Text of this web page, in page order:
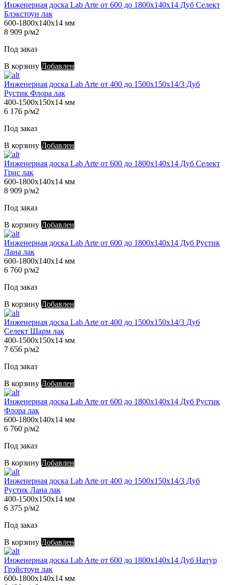
Инженерная доска Lab Arte от 600 до 1800х140х14 Дуб Селект
Блэкстоун лак
600-1800х140х14 мм
8 909 р/м2
Под заказ
В корзину Добавлен
Инженерная доска Lab Arte от 400 до 1500х150х14/3 Дуб
Рустик Флора лак
400-1500х150х14 мм
6 176 р/м2
Под заказ
В корзину Добавлен
Инженерная доска Lab Arte от 600 до 1800х140х14 Дуб Селект
Грис лак
600-1800х140х14 мм
8 909 р/м2
Под заказ
В корзину Добавлен
Инженерная доска Lab Arte от 600 до 1800х140х14 Дуб Рустик
Лана лак
600-1800х140х14 мм
6 760 р/м2
Под заказ
В корзину Добавлен
Инженерная доска Lab Arte от 400 до 1500х150х14/3 Дуб
Селект Шарм лак
400-1500х150х14 мм
7 656 р/м2
Под заказ
В корзину Добавлен
Инженерная доска Lab Arte от 600 до 1800х140х14 Дуб Рустик
Флора лак
600-1800х140х14 мм
6 760 р/м2
Под заказ
В корзину Добавлен
Инженерная доска Lab Arte от 400 до 1500х150х14/3 Дуб
Рустик Лана лак
400-1500х150х14 мм
6 375 р/м2
Под заказ
В корзину Добавлен
Инженерная доска Lab Arte от 600 до 1800х140х14 Дуб Натур
Грэйстоун лак
600-1800х140х14 мм